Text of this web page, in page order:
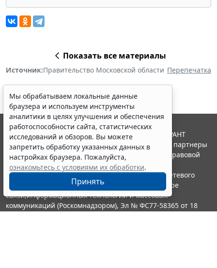
Показать все материалы
Источник:Правительство Московской области Перепечатка
Мы обрабатываем локальные данные
браузера и используем инструменты
аналитики в целях улучшения и обеспечения
работоспособности сайта, статистических
исследований и обзоров. Вы можете
запретить обработку указанных данных в
настройках браузера. Пожалуйста,
ознакомьтесь с условиями их обработки.
Принять
© ООО "НПП "ГАРАНТ-СЕРВИС", 2026. Система ГАРАНТ
выпускается с 1990 года. Компания "Гарант" и ее партнеры
являются участниками Российской ассоциации правовой
информации ГАРАНТ.
Портал ГАРАНТ.РУ зарегистрирован в качестве сетевого
издания Федеральной службой по надзору в сфере
связи,информационных технологий и массовых
коммуникаций (Роскомнадзором), Эл № ФС77-58365 от 18